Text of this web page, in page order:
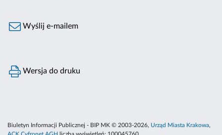
Wyślij e-mailem
Wersja do druku
Biuletyn Informacji Publicznej - BIP MK © 2003-2026, Urząd Miasta Krakowa,